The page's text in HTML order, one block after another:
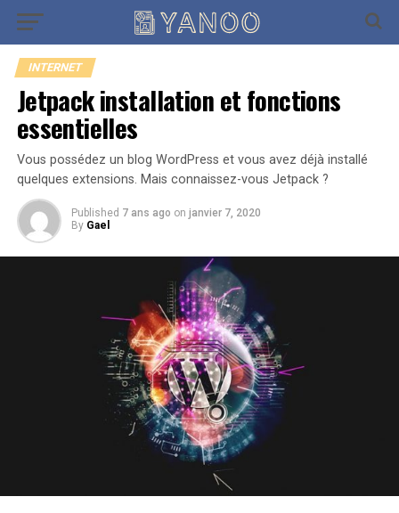
INTERNET
Jetpack installation et fonctions
essentielles
Vous possédez un blog WordPress et vous avez déjà installé
quelques extensions. Mais connaissez-vous Jetpack ?
Published 7 ans ago on janvier 7, 2020
By Gael
Go to mobile version